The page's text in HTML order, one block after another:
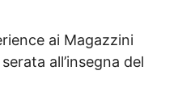
ai Magazzini
all’insegna del